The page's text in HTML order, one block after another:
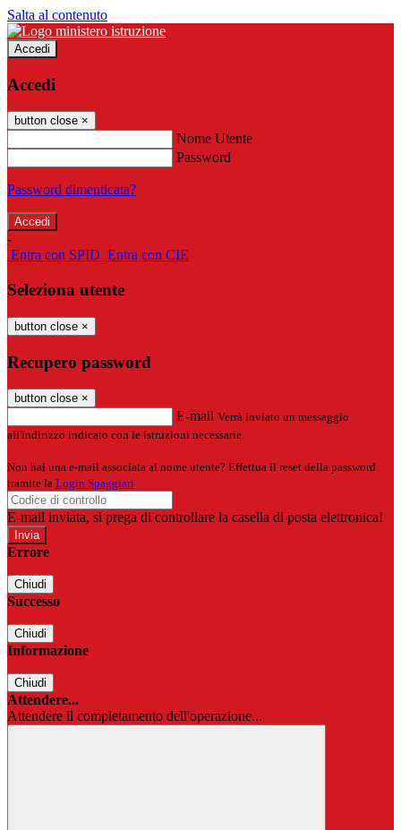
Salta al contenuto
Accedi
Accedi
button close ×
Nome Utente
Password
Password dimenticata?
-
Entra con SPID Entra con CIE
Seleziona utente
button close ×
Recupero password
button close ×
E-mail Verrà inviato un messaggio
all'indirizzo indicato con le istruzioni necessarie.
Non hai una e-mail associata al nome utente? Effettua il reset della password
tramite la Login Spaggiari
E-mail inviata, si prega di controllare la casella di posta elettronica!
Errore
Chiudi
Successo
Chiudi
Informazione
Chiudi
Attendere...
Attendere il completamento dell'operazione...